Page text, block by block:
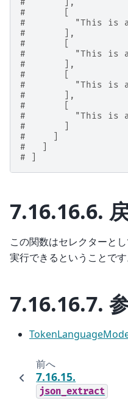
#       ],
#       [
#         "This is a
#       ],
#       [
#         "This is a
#       ],
#       [
#         "This is
#       ],
#       [
#         "This is
#       ]
#     ]
#   ]
# ]
7.16.16.6.
この関数はセレクターと
実行できるということです
7.16.16.7.
前へ
7.16.15.
json_extract